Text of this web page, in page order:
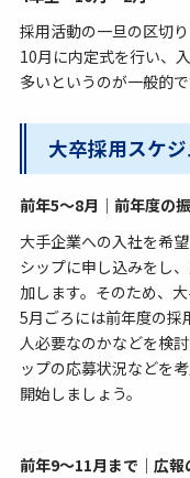
採用活動の一旦の区切
10月に内定式を行い、
多いというのが一般的で
大卒採用スケジ
前年5～8月｜前年度の
大手企業への入社を希
シップに申し込みをし
加します。そのため、
5月ごろには前年度の採
人必要なのかなどを検
ップの応募状況などを
開始しましょう。
前年9～11月まで｜広報